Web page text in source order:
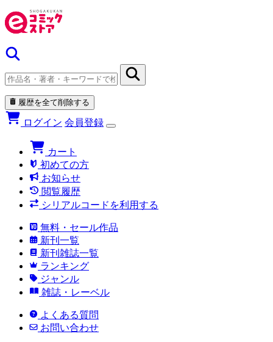
履歴を全て削除する
ログイン 会員登録
カート
初めての方
お知らせ
閲覧履歴
シリアルコードを利用する
無料・セール作品
新刊一覧
新刊雑誌一覧
ランキング
ジャンル
雑誌・レーベル
よくある質問
お問い合わせ